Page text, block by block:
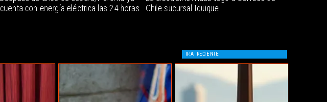
cuenta con energía eléctrica las 24 horas
Chile sucursal Iquique
IR A RECIENTE